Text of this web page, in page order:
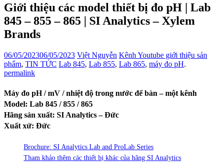
Giới thiệu các model thiết bị đo pH | Lab
845 – 855 – 865 | SI Analytics – Xylem
Brands
06/05/202306/05/2023 Việt Nguyễn Kênh Youtube giới thiệu sản
phẩm, TIN TỨC Lab 845, Lab 855, Lab 865, máy đo pH.
permalink
Máy đo pH / mV / nhiệt độ trong nước để bàn – một kênh
Model: Lab 845 / 855 / 865
Hãng sản xuất: SI Analytics – Đức
Xuất xứ: Đức
Brochure: SI Analytics Lab and ProLab Series
Tham khảo thêm các thiết bị khác của hãng SI Analytics